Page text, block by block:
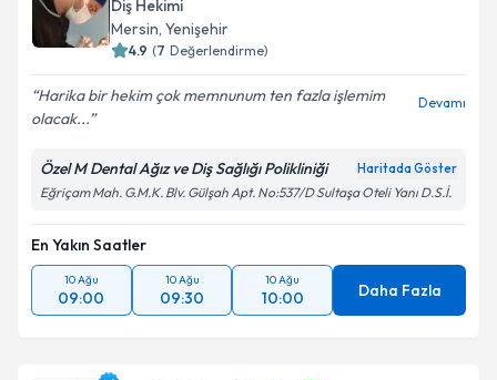
Diş Hekimi
Mersin, Yenişehir
4.9 (7 Değerlendirme)
Harika bir hekim çok memnunum ten fazla işlemim
olacak...
Devamı
Özel M Dental Ağız ve Diş Sağlığı Polikliniği Haritada Göster
Eğriçam Mah. G.M.K. Blv. Gülşah Apt. No:537/D Sultaşa Oteli Yanı D.S.İ.
En Yakın Saatler
10 Ağu
09:00
10 Ağu
09:30
10 Ağu
10:00 Daha Fazla